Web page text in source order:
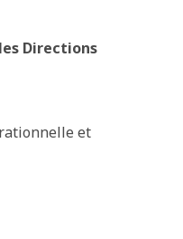
Directions
et